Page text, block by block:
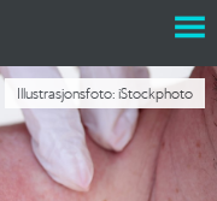
Illustrasjonsfoto: iStockphoto